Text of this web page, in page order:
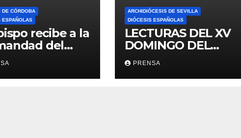
DE CÓRDOBA
ESPAÑOLAS
recibe a la
del
ARCHIDIÓCESIS DE SEVILLA
DIÓCESIS ESPAÑOLAS
LECTURAS DEL XV
DOMINGO DEL
TIEMPO
ORDINARIO (A)
PRENSA